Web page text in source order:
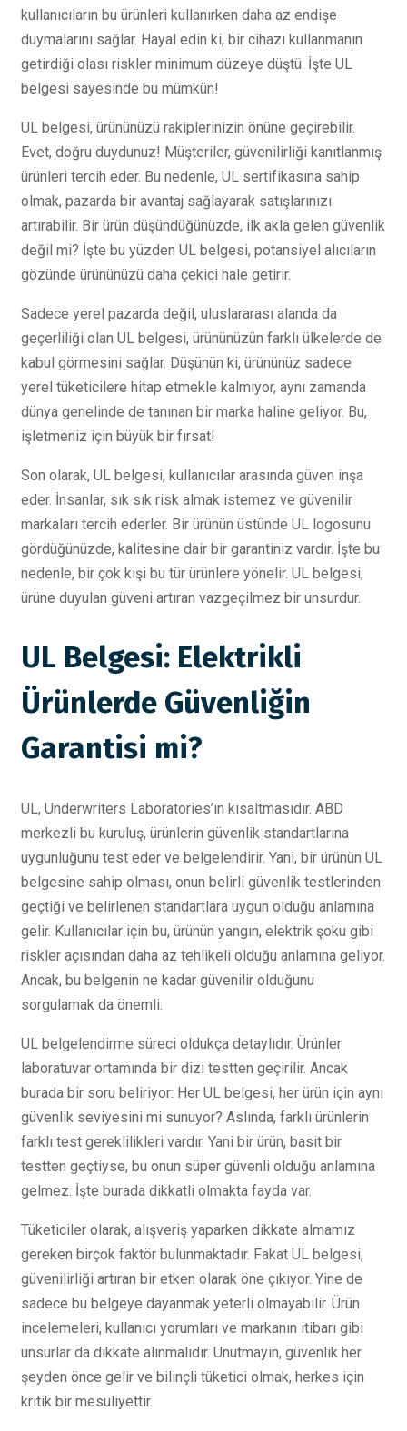
kullanıcıların bu ürünleri kullanırken daha az endişe
duymalarını sağlar. Hayal edin ki, bir cihazı kullanmanın
getirdiği olası riskler minimum düzeye düştü. İşte UL
belgesi sayesinde bu mümkün!
UL belgesi, ürününüzü rakiplerinizin önüne geçirebilir.
Evet, doğru duydunuz! Müşteriler, güvenilirliği kanıtlanmış
ürünleri tercih eder. Bu nedenle, UL sertifikasına sahip
olmak, pazarda bir avantaj sağlayarak satışlarınızı
artırabilir. Bir ürün düşündüğünüzde, ilk akla gelen güvenlik
değil mi? İşte bu yüzden UL belgesi, potansiyel alıcıların
gözünde ürününüzü daha çekici hale getirir.
Sadece yerel pazarda değil, uluslararası alanda da
geçerliliği olan UL belgesi, ürününüzün farklı ülkelerde de
kabul görmesini sağlar. Düşünün ki, ürününüz sadece
yerel tüketicilere hitap etmekle kalmıyor, aynı zamanda
dünya genelinde de tanınan bir marka haline geliyor. Bu,
işletmeniz için büyük bir fırsat!
Son olarak, UL belgesi, kullanıcılar arasında güven inşa
eder. İnsanlar, sık sık risk almak istemez ve güvenilir
markaları tercih ederler. Bir ürünün üstünde UL logosunu
gördüğünüzde, kalitesine dair bir garantiniz vardır. İşte bu
nedenle, bir çok kişi bu tür ürünlere yönelir. UL belgesi,
ürüne duyulan güveni artıran vazgeçilmez bir unsurdur.
UL Belgesi: Elektrikli
Ürünlerde Güvenliğin
Garantisi mi?
UL, Underwriters Laboratories’ın kısaltmasıdır. ABD
merkezli bu kuruluş, ürünlerin güvenlik standartlarına
uygunluğunu test eder ve belgelendirir. Yani, bir ürünün UL
belgesine sahip olması, onun belirli güvenlik testlerinden
geçtiği ve belirlenen standartlara uygun olduğu anlamına
gelir. Kullanıcılar için bu, ürünün yangın, elektrik şoku gibi
riskler açısından daha az tehlikeli olduğu anlamına geliyor.
Ancak, bu belgenin ne kadar güvenilir olduğunu
sorgulamak da önemli.
UL belgelendirme süreci oldukça detaylıdır. Ürünler
laboratuvar ortamında bir dizi testten geçirilir. Ancak
burada bir soru beliriyor: Her UL belgesi, her ürün için aynı
güvenlik seviyesini mi sunuyor? Aslında, farklı ürünlerin
farklı test gereklilikleri vardır. Yani bir ürün, basit bir
testten geçtiyse, bu onun süper güvenli olduğu anlamına
gelmez. İşte burada dikkatli olmakta fayda var.
Tüketiciler olarak, alışveriş yaparken dikkate almamız
gereken birçok faktör bulunmaktadır. Fakat UL belgesi,
güvenilirliği artıran bir etken olarak öne çıkıyor. Yine de
sadece bu belgeye dayanmak yeterli olmayabilir. Ürün
incelemeleri, kullanıcı yorumları ve markanın itibarı gibi
unsurlar da dikkate alınmalıdır. Unutmayın, güvenlik her
şeyden önce gelir ve bilinçli tüketici olmak, herkes için
kritik bir mesuliyettir.